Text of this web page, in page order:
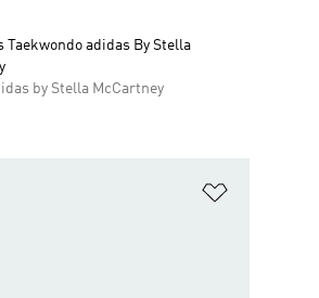
Taekwondo adidas By Stella
by Stella McCartney